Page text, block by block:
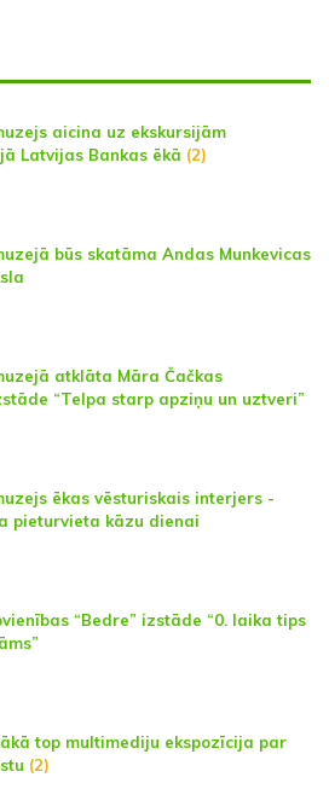
aicina uz ekskursijām
Latvijas Bankas ēkā (2)
būs skatāma Andas Munkevicas
atklāta Māra Čačkas
“Telpa starp apziņu un uztveri”
ēkas vēsturiskais interjers -
pieturvieta kāzu dienai
“Bedre” izstāde “0. laika tips
top multimediju ekspozīcija par
(2)